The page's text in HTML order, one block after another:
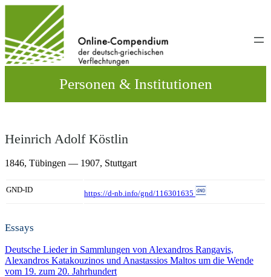
wechseln
Personen & Institutionen
Heinrich Adolf Köstlin
1846, Tübingen — 1907, Stuttgart
GND-ID https://d-nb.info/gnd/116301635
Essays
Deutsche Lieder in Sammlungen von Alexandros Rangavis,
Alexandros Katakouzinos und Anastassios Maltos um die Wende
vom 19. zum 20. Jahrhundert